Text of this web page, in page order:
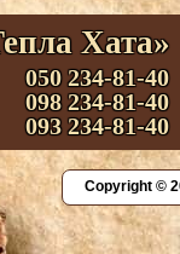
Хата»
050 234-81-40
098 234-81-40
093 234-81-40
Copyright ©